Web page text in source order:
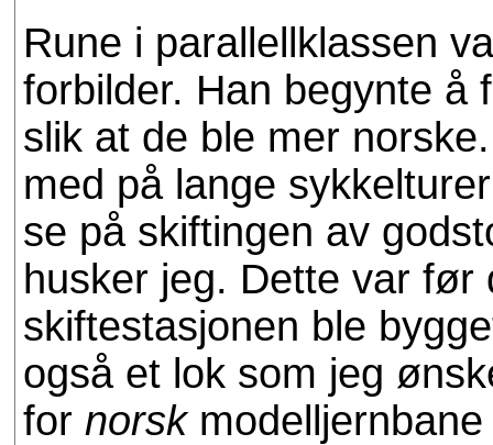
Rune i parallellklassen
forbilder. Han begynte å
slik at de ble mer
med på lange
se på skiftingen av
husker jeg. Dette var
skiftestasjonen ble
også et lok som jeg
for norsk